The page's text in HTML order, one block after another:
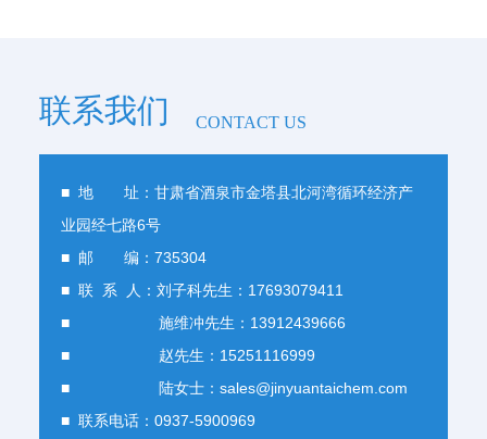
联系我们 CONTACT US
■ 地 址：甘肃省酒泉市金塔县北河湾循环经济产
业园经七路6号
■ 邮 编：735304
■ 联 系 人：刘子科先生：17693079411
■ 施维冲先生：13912439666
■ 赵先生：15251116999
■ 陆女士：sales@jinyuantaichem.com
■ 联系电话：0937-5900969